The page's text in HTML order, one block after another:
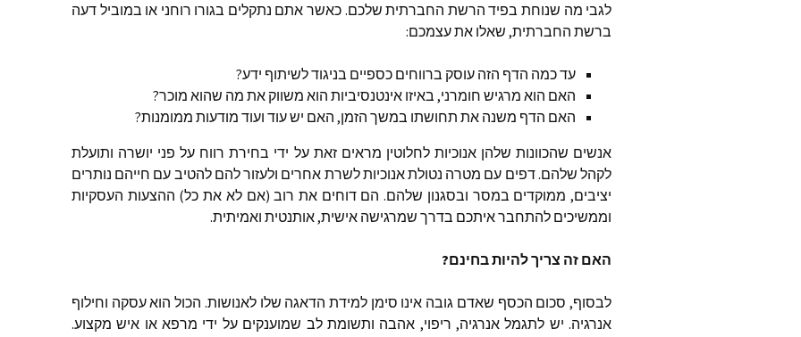
לגבי מה שנוחת בפיד הרשת החברתית שלכם. כאשר אתם נתקלים בגורו רוחני או במוביל דעה
ברשת החברתית, שאלו אתעצמכם:
עדכמה הדף הזה עוסק ברווחים כספיים בניגודלשיתוף ידע?
האם הוא מרגיש חומרני, באיזו אינטנסיביות הוא משווק את מה שהוא מוכר?
האם הדף משנה את תחושתו במשך הזמן, האם ישעוד ועוד מודעות ממומנות?
אנשים שהכוונות שלהן אנוכיות לחלוטין מראים זאת על ידי בחירת רווח על פני יושרה ותועלת
לקהל שלהם.דפים עם מטרה נטולתאנוכיותלשרת אחרים ולעזורלהם להטיב עם חייהם נותרים
יציבים, ממוקדים במסר ובסגנון שלהם. הם דוחים את רוב(אם לא את כל) ההצעות העסקיות
וממשיכים להתחבראיתכם בדרך שמרגישה אישית,אותנטית ואמיתית.
האם זה צריךלהיותבחינם?
לבסוף, סכום הכסף שאדם גובה אינו סימן למידת הדאגה שלו לאנושות. הכול הואעסקה וחילוף
אנרגיה. יש לתגמל אנרגיה, ריפוי, אהבה ותשומת לב שמוענקים על ידי מרפא או איש מקצוע.